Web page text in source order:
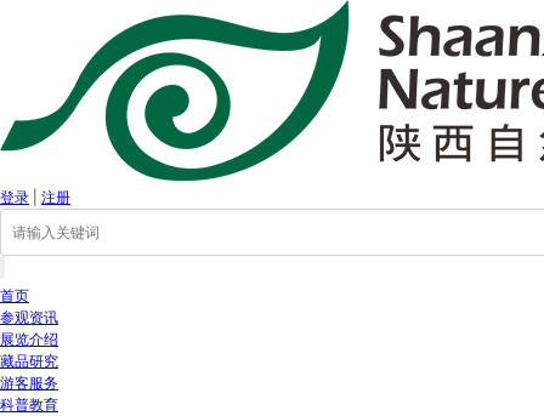
登录 注册
首页
参观资讯
展览介绍
藏品研究
游客服务
科普教育